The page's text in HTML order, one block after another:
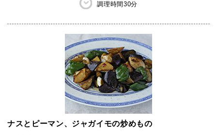
調理時間30分
ナスとピーマン、ジャガイモの炒めもの